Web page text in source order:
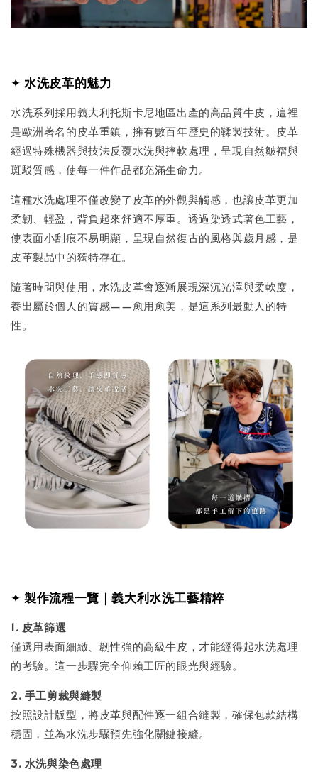
✦ 水洗皮革的魅力
水洗系列採用義大利托斯卡尼地區出產的高品質牛皮，這裡
是歐洲著名的皮革重鎮，擁有數百年歷史的鞣製技術。皮革
經過特殊機器與技法反覆水洗與摔軟處理，呈現自然皺褶與
斑駁質感，使每一件作品都充滿生命力。
這種水洗處理不僅改變了皮革的外觀與觸感，也讓皮革更加
柔韌、輕盈，背負起來舒適不厚重。透過染透式著色工藝，
使表面小刮痕不易明顯，呈現自然復古的風格與歲月感，是
皮革製品中的獨特存在。
隨著時間與使用，水洗皮革會逐漸展現深沉光澤與柔軟度，
養出屬於個人的質感——愈用愈美，是這系列最動人的特
性。
✦ 製作流程一覽｜義大利水洗工藝精粹
1. 皮革篩選
僅選用表面細緻、韌性強的高級牛皮，才能經得起水洗處理
的考驗。這一步驟完全仰賴工匠的眼光與經驗。
2. 手工剪裁與縫製
按照設計版型，將皮革與配件逐一組合縫製，確保包款結構
穩固，並為水洗步驟預先強化關鍵接縫。
3. 水洗與染色處理